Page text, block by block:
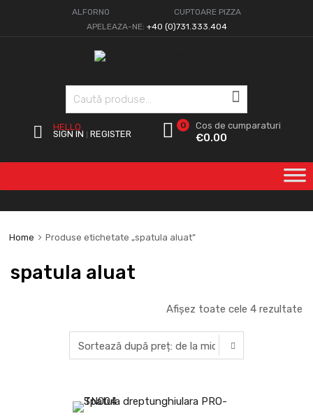
ALFORNO
CUPTOARE PIZZA
APELEAZA-NE: +40 (0)731.333.404
HELLO.
SIGN IN REGISTER
Cos de cumparaturi
€0.00
0
Home Produse etichetate „spatula aluat”
spatula aluat
Afișez toate cele 4 rezultate